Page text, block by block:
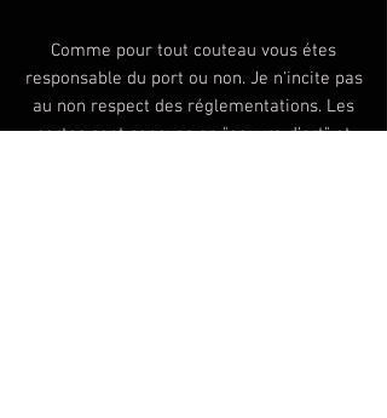
Comme pour tout couteau vous étes
responsable du port ou non. Je n'incite pas
au non respect des réglementations. Les
cartes sont conçues en "oeuvre d'art" et